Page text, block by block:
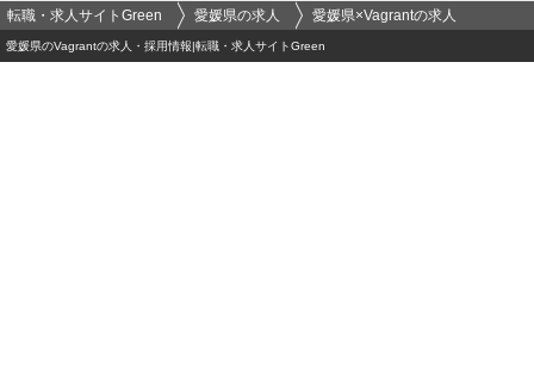
転職・求人サイトGreen 愛媛県の求人 愛媛県×Vagrantの求人
愛媛県のVagrantの求人・採用情報|転職・求人サイトGreen